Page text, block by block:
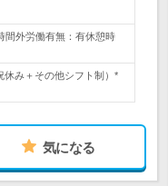
間外労働有無：有休憩時
休み＋その他シフト制）*
気になる